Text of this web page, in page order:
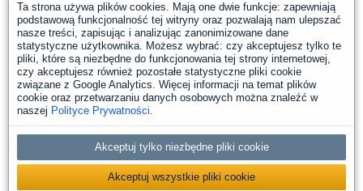
FacebookLinkedIn
X InstagramYouTube
Copyright © 2026 PKP Polskie Linie Kolejowe S.A.
Nasze strony i projekty
Ta strona używa plików cookies. Mają one dwie funkcje: zapewniają
podstawową funkcjonalność tej witryny oraz pozwalają nam ulepszać
nasze treści, zapisując i analizując zanonimizowane dane
statystyczne użytkownika. Możesz wybrać: czy akceptujesz tylko te
pliki, które są niezbędne do funkcjonowania tej strony internetowej,
czy akceptujesz również pozostałe statystyczne pliki cookie
związane z Google Analytics. Więcej informacji na temat plików
cookie oraz przetwarzaniu danych osobowych można znaleźć w
naszej Polityce Prywatności.
Akceptuj tylko niezbędne pliki cookie
Akceptuj wszystkie pliki cookie